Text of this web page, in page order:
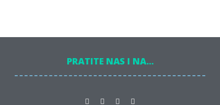
PRATITE NAS I NA...